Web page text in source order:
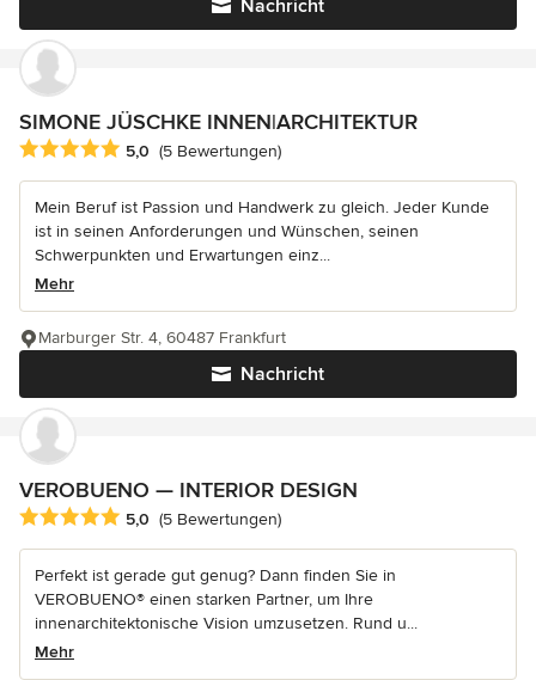
Nachricht
SIMONE JÜSCHKE INNEN|ARCHITEKTUR
Durchschnittliche Bewertung: 5 von 5 Sternen
5,0 (5 Bewertungen)
Mein Beruf ist Passion und Handwerk zu gleich. Jeder Kunde
ist in seinen Anforderungen und Wünschen, seinen
Schwerpunkten und Erwartungen einz...
Mehr
Nachricht
Marburger Str. 4, 60487 Frankfurt
VEROBUENO — INTERIOR DESIGN
Durchschnittliche Bewertung: 5 von 5 Sternen
5,0 (5 Bewertungen)
Perfekt ist gerade gut genug? Dann finden Sie in
VEROBUENO® einen starken Partner, um Ihre
innenarchitektonische Vision umzusetzen. Rund u...
Mehr